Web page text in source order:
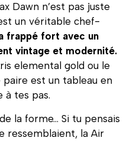
Dawn n’est pas juste
un véritable chef-
frappé fort avec un
vintage et modernité.
elemental gold ou le
est un tableau en
à tes pas.
la forme… Si tu pensais
ressemblaient, la Air